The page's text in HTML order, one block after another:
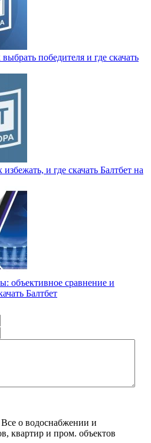
победителя и где скачать
и где скачать Балтбет на
объективное сравнение и
Балтбет
о водоснабжении и
квартир и пром. объектов